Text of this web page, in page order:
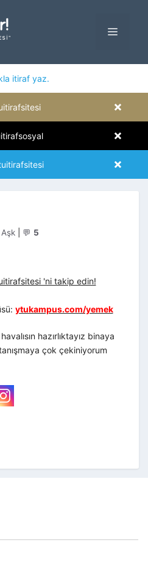
MENÜ
itiraf yaz.
×
×
×
Kategoriler
Aşk 💬 5
'ni takip edin!
ytukampus.com/yemek
hazırlıktayız binaya
çok çekiniyorum